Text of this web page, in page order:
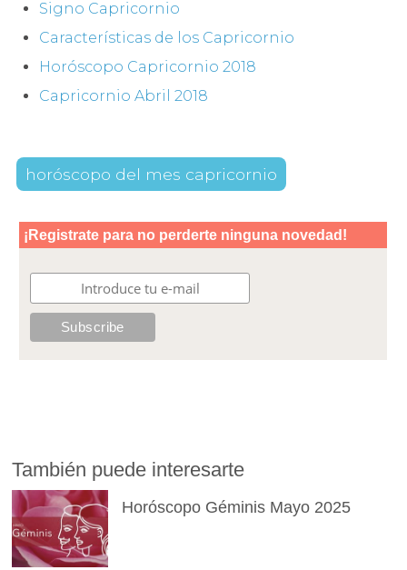
Signo Capricornio
Características de los Capricornio
Horóscopo Capricornio 2018
Capricornio Abril 2018
horóscopo del mes capricornio
También puede interesarte
Horóscopo Géminis Mayo 2025